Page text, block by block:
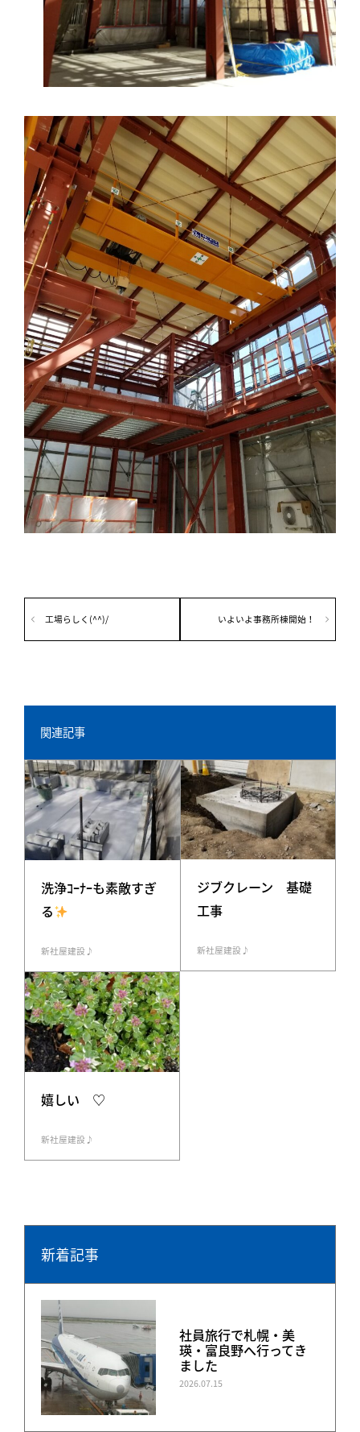
工場らしく(^^)/ いよいよ事務所棟開始！
関連記事
洗浄ｺｰﾅｰも素敵すぎ
る
新社屋建設♪
ジブクレーン 基礎
工事
新社屋建設♪
嬉しい ♡
新社屋建設♪
新着記事
社員旅行で札幌・美
瑛・富良野へ行ってき
ました
2026.07.15